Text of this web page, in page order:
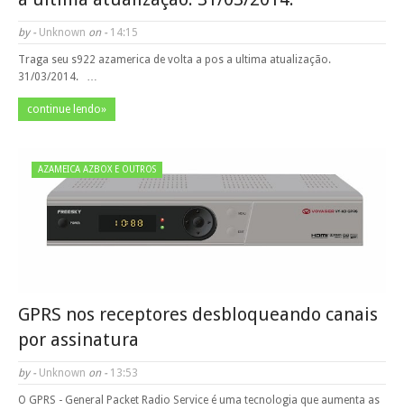
by - Unknown on - 14:15
Traga seu s922 azamerica de volta a pos a ultima atualização.
31/03/2014. …
continue lendo»
AZAMEICA AZBOX E OUTROS
GPRS nos receptores desbloqueando canais
por assinatura
by - Unknown on - 13:53
O GPRS - General Packet Radio Service é uma tecnologia que aumenta as